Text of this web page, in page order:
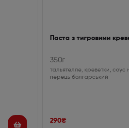
Паста з тигровими
350г
тальятелле, креветки,
перець болгарський
290₴